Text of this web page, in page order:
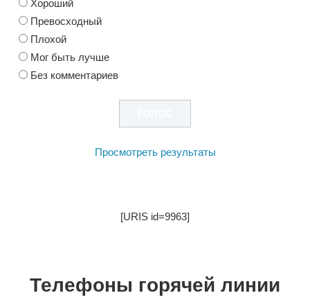
Хороший
Превосходный
Плохой
Мог быть лучше
Без комментариев
Просмотреть результаты
[URIS id=9963]
Телефоны горячей линии